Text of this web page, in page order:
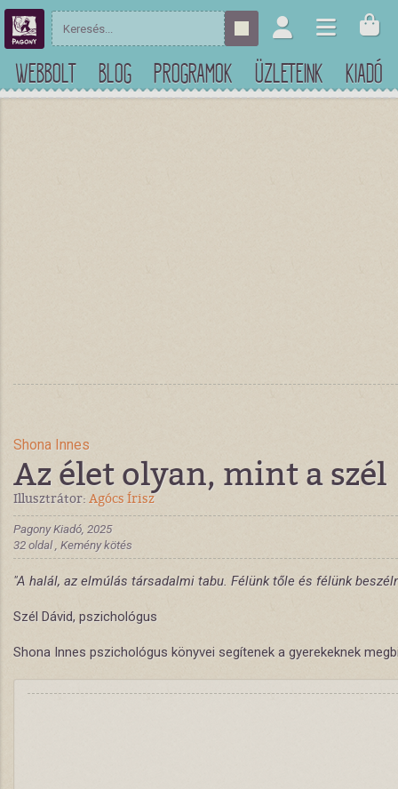
WEBBOLT BLOG PROGRAMOK ÜZLETEINK KIADÓ
Shona Innes
Az élet olyan, mint a szél
Illusztrátor: Agócs Írisz
Pagony Kiadó, 2025
32 oldal , Kemény kötés
"A halál, az elmúlás társadalmi tabu. Félünk tőle és félünk
Szél Dávid, pszichológus
Shona Innes pszichológus könyvei segítenek a gyerekeknek